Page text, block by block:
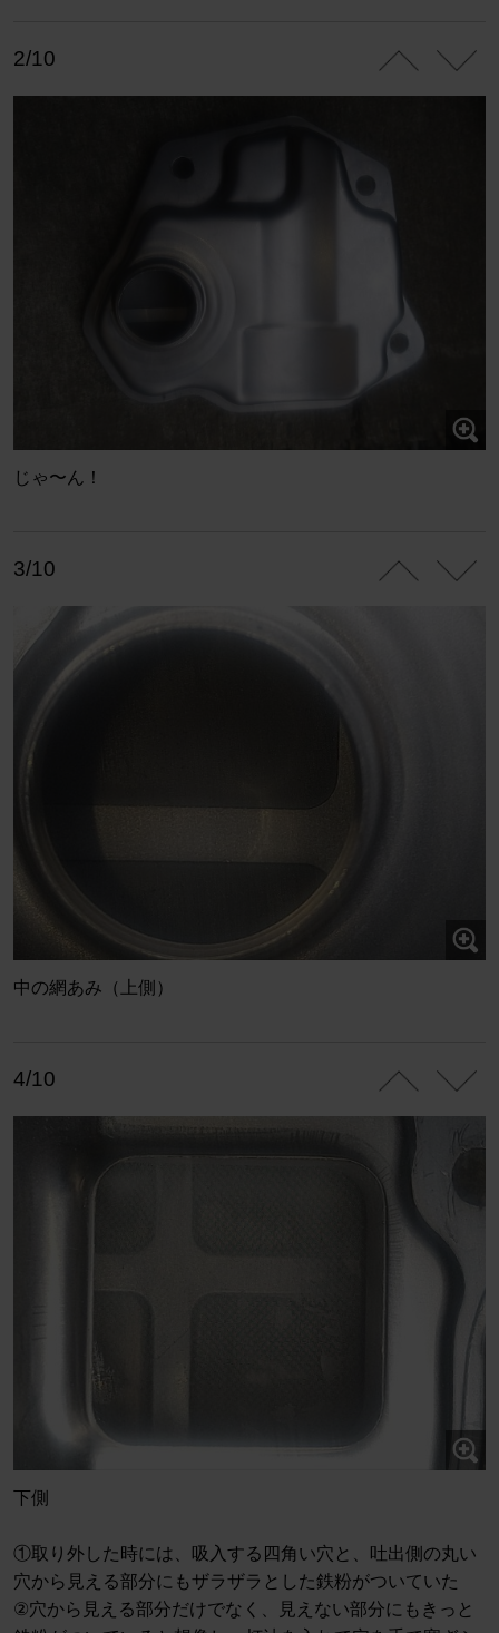
2/10
じゃ〜ん！
3/10
中の網あみ（上側）
4/10
下側
①取り外した時には、吸入する四角い穴と、吐出側の丸い
穴から見える部分にもザラザラとした鉄粉がついていた
②穴から見える部分だけでなく、見えない部分にもきっと